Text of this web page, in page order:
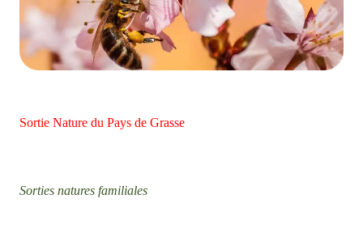
Sortie Nature du Pays de Grasse
Sorties natures familiales